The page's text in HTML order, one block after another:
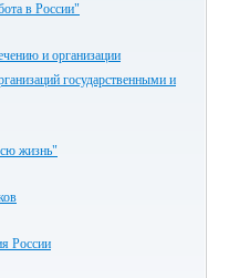
в России"
и организации
государственными и
жизнь"
России